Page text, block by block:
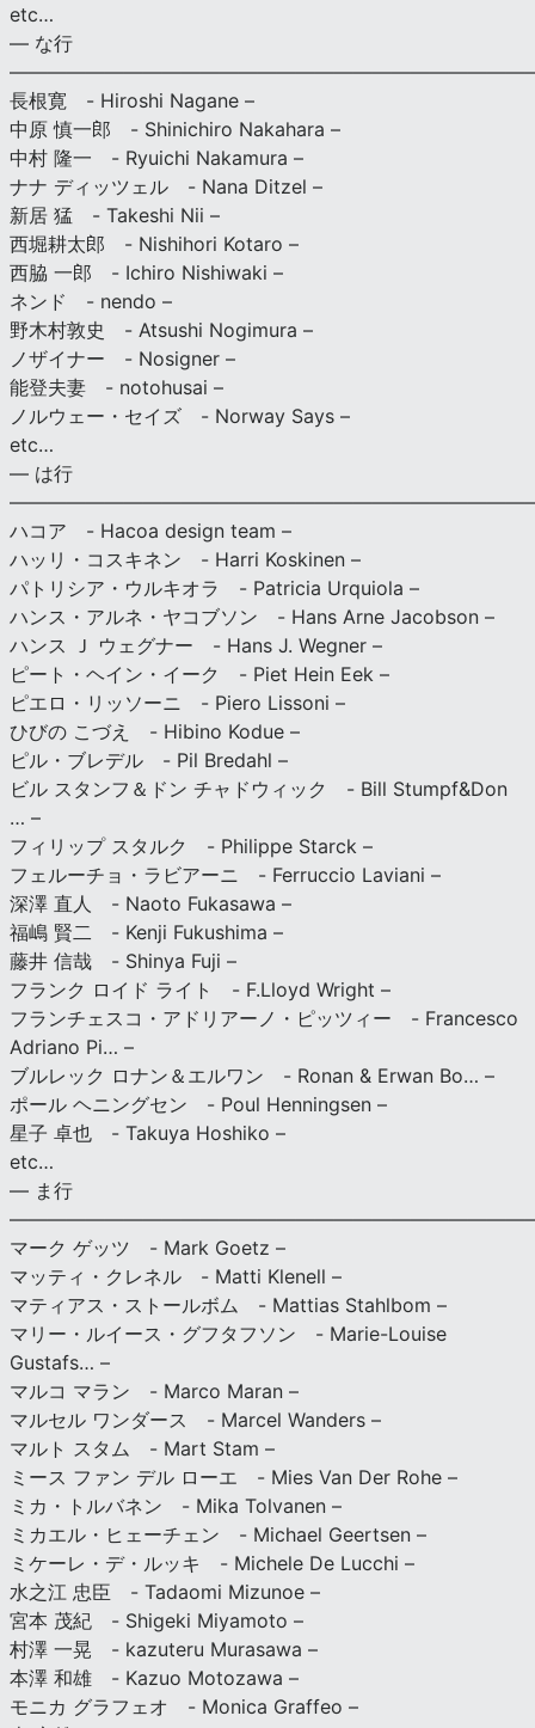
etc…
— な行
長根寛 - Hiroshi Nagane –
中原 慎一郎 - Shinichiro Nakahara –
中村 隆一 - Ryuichi Nakamura –
ナナ ディッツェル - Nana Ditzel –
新居 猛 - Takeshi Nii –
西堀耕太郎 - Nishihori Kotaro –
西脇 一郎 - Ichiro Nishiwaki –
ネンド - nendo –
野木村敦史 - Atsushi Nogimura –
ノザイナー - Nosigner –
能登夫妻 - notohusai –
ノルウェー・セイズ - Norway Says –
etc…
— は行
ハコア - Hacoa design team –
ハッリ・コスキネン - Harri Koskinen –
パトリシア・ウルキオラ - Patricia Urquiola –
ハンス・アルネ・ヤコブソン - Hans Arne Jacobson –
ハンス Ｊ ウェグナー - Hans J. Wegner –
ピート・ヘイン・イーク - Piet Hein Eek –
ピエロ・リッソーニ - Piero Lissoni –
ひびの こづえ - Hibino Kodue –
ピル・ブレデル - Pil Bredahl –
ビル スタンフ＆ドン チャドウィック - Bill Stumpf&Don
… –
フィリップ スタルク - Philippe Starck –
フェルーチョ・ラビアーニ - Ferruccio Laviani –
深澤 直人 - Naoto Fukasawa –
福嶋 賢二 - Kenji Fukushima –
藤井 信哉 - Shinya Fuji –
フランク ロイド ライト - F.Lloyd Wright –
フランチェスコ・アドリアーノ・ピッツィー - Francesco
Adriano Pi… –
ブルレック ロナン＆エルワン - Ronan & Erwan Bo… –
ポール ヘニングセン - Poul Henningsen –
星子 卓也 - Takuya Hoshiko –
etc…
— ま行
マーク ゲッツ - Mark Goetz –
マッティ・クレネル - Matti Klenell –
マティアス・ストールボム - Mattias Stahlbom –
マリー・ルイース・グフタフソン - Marie-Louise
Gustafs… –
マルコ マラン - Marco Maran –
マルセル ワンダース - Marcel Wanders –
マルト スタム - Mart Stam –
ミース ファン デル ローエ - Mies Van Der Rohe –
ミカ・トルバネン - Mika Tolvanen –
ミカエル・ヒェーチェン - Michael Geertsen –
ミケーレ・デ・ルッキ - Michele De Lucchi –
水之江 忠臣 - Tadaomi Mizunoe –
宮本 茂紀 - Shigeki Miyamoto –
村澤 一晃 - kazuteru Murasawa –
本澤 和雄 - Kazuo Motozawa –
モニカ グラフェオ - Monica Graffeo –